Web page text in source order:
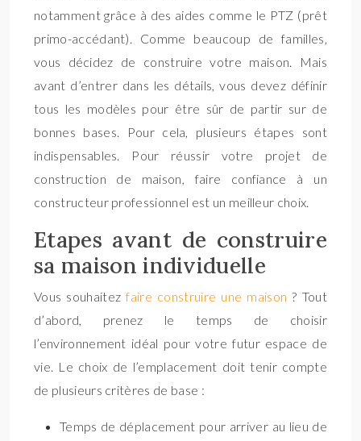
notamment grâce à des aides comme le PTZ (prêt
primo-accédant). Comme beaucoup de familles,
vous décidez de construire votre maison. Mais
avant d’entrer dans les détails, vous devez définir
tous les modèles pour être sûr de partir sur de
bonnes bases. Pour cela, plusieurs étapes sont
indispensables. Pour réussir votre projet de
construction de maison, faire confiance à un
constructeur professionnel est un meilleur choix.
Etapes avant de construire
sa maison individuelle
Vous souhaitezfaire construire une maison ? Tout
d’abord, prenez le temps de choisir
l’environnement idéal pour votre futur espace de
vie. Le choix de l’emplacement doit tenir compte
de plusieurs critères de base :
Temps de déplacement pour arriver au lieu de